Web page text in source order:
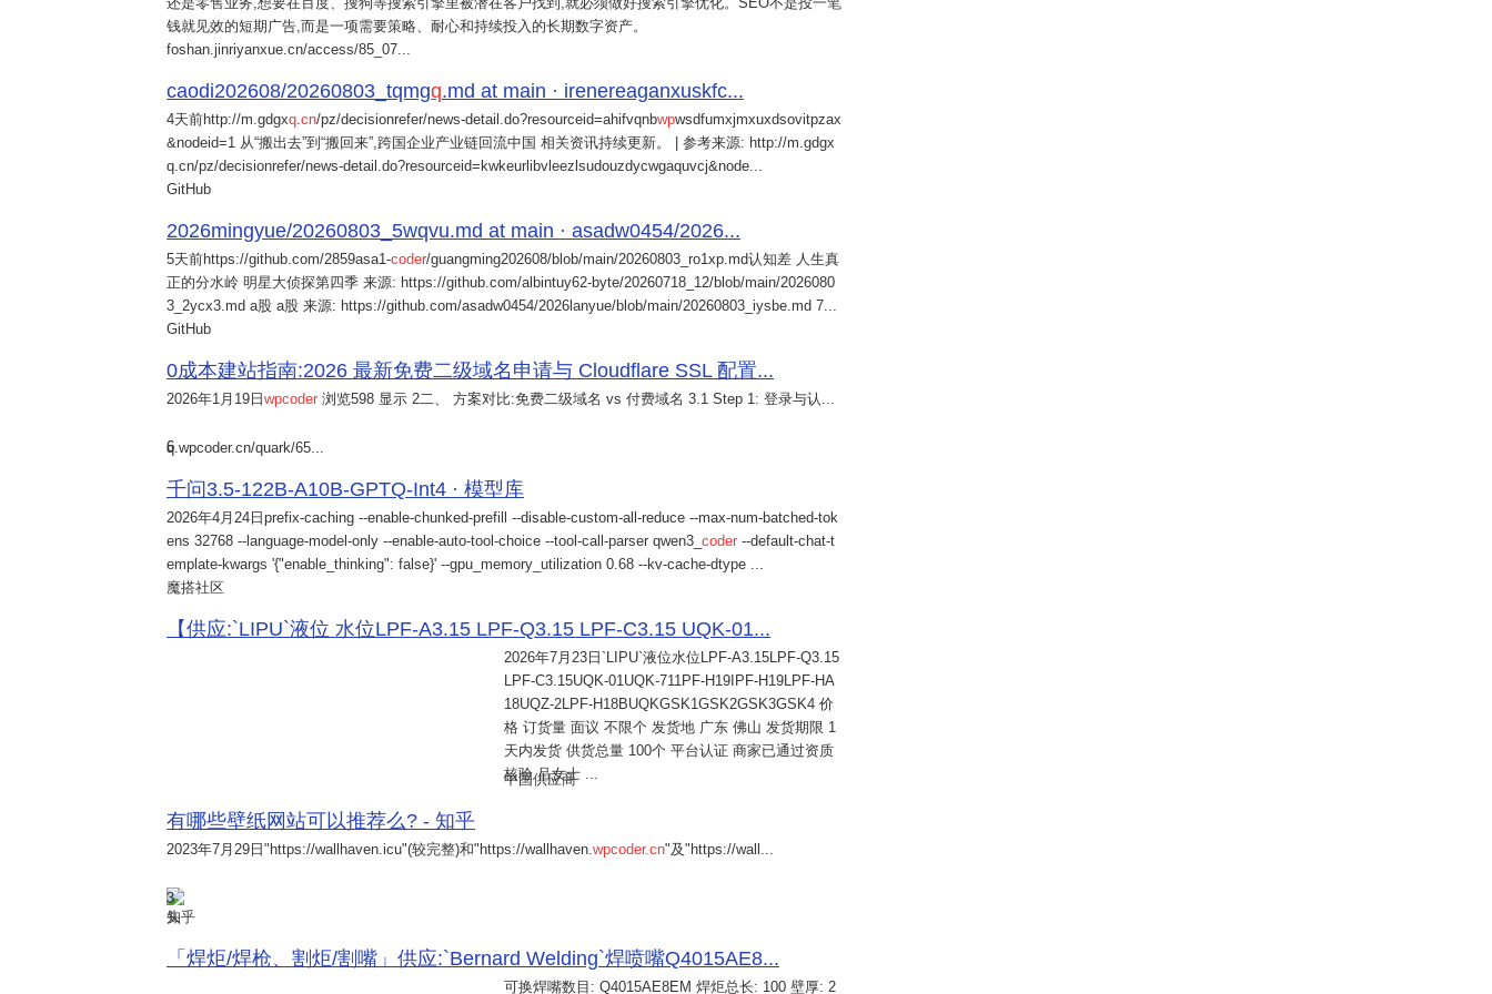
钱就见效的短期广告,而是一项需要策略、耐心和持续投入的长期数字资产。
foshan.jinriyanxue.cn/access/85_07...
caodi202608/20260803_tqmgq.md at main · irenereaganxuskfc...
4天前http://m.gdgxq cn/pz/decisionrefer/news-detail.do?resourceid=ahifvqnbwpwsdfumxjmxuxdsovitpzax
&nodeid=1 从“搬出去”到“搬回来”,跨国企业产业链回流中国 相关资讯持续更新。 | 参考来源: http://m.gdgx
q.cn/pz/decisionrefer/news-detail.do?resourceid=kwkeurlibvleezlsudouzdycwgaquvcj&node...
GitHub
2026mingyue/20260803_5wqvu.md at main · asadw0454/2026...
5天前https://github.com/2859asa1-coder/guangming202608/blob/main/20260803_ro1xp.md认知差 人生真
正的分水岭 明星大侦探第四季 来源: https://github.com/albintuy62-byte/20260718_12/blob/main/2026080
3_2ycx3.md a股 a股 来源: https://github.com/asadw0454/2026lanyue/blob/main/20260803_iysbe.md 7...
GitHub
0成本建站指南:2026 最新免费二级域名申请与 Cloudflare SSL 配置...
2026年1月19日wpcoder 浏览598 显示 2二、 方案对比:免费二级域名 vs 付费域名 3.1 Step 1: 登录与认...
6
q.wpcoder.cn/quark/65...
千问3.5-122B-A10B-GPTQ-Int4 · 模型库
2026年4月24日 prefix-caching --enable-chunked-prefill --disable-custom-all-reduce --max-num-batched-tok
ens 32768 --language-model-only --enable-auto-tool-choice --tool-call-parser qwen3_ coder --default-chat-t
emplate-kwargs '{"enable_thinking": false}' --gpu_memory_utilization 0.68 --kv-cache-dtype ...
魔搭社区
【供应:`LIPU`液位 水位LPF-A3.15 LPF-Q3.15 LPF-C3.15 UQK-01...
2026年7月23日 `LIPU`液位水位LPF-A3.15LPF-Q3.15
LPF-C3.15UQK-01UQK-711PF-H19IPF-H19LPF-HA
18UQZ-2LPF-H18BUQKGSK1GSK2GSK3GSK4 价
格 订货量 面议 不限个 发货地 广东 佛山 发货期限 1
天内发货 供货总量 100个 平台认证 商家已通过资质
核验 吕女士 ...
中国供应商
有哪些壁纸网站可以推荐么? - 知乎
2023年7月29日 "https://wallhaven.icu"(较完整)和"https://wallhaven.wpcoder.cn"及"https://wall...
3
知乎
「焊炬/焊枪、割炬/割嘴」供应:`Bernard Welding`焊喷嘴Q4015AE8...
可换焊嘴数目: Q4015AE8EM 焊炬总长: 100 壁厚: 2